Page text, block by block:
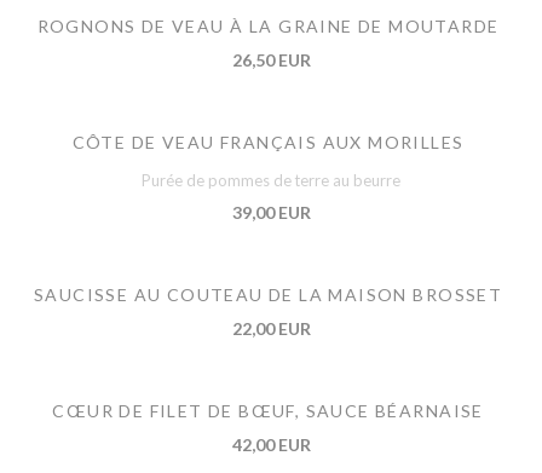
ROGNONS DE VEAU À LA GRAINE DE MOUTARDE
26,50 EUR
CÔTE DE VEAU FRANÇAIS AUX MORILLES
Purée de pommes de terre au beurre
39,00 EUR
SAUCISSE AU COUTEAU DE LA MAISON BROSSET
22,00 EUR
CŒUR DE FILET DE BŒUF, SAUCE BÉARNAISE
42,00 EUR